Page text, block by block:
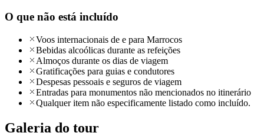
O que não está incluído
Voos internacionais de e para Marrocos
Bebidas alcoólicas durante as refeições
Almoços durante os dias de viagem
Gratificações para guias e condutores
Despesas pessoais e seguros de viagem
Entradas para monumentos não mencionados no itinerário
Qualquer item não especificamente listado como incluído.
Galeria do tour